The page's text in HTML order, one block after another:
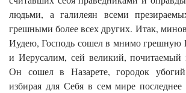
людьми, а галилеян всеми
грешными более всех других. Итак,
Иудею, Господь сошел в мнимо грешную
и Иерусалим, сей великий, почитаемый
Он сошел в Назарете, городок
избирая для Себя в сем мире последнее